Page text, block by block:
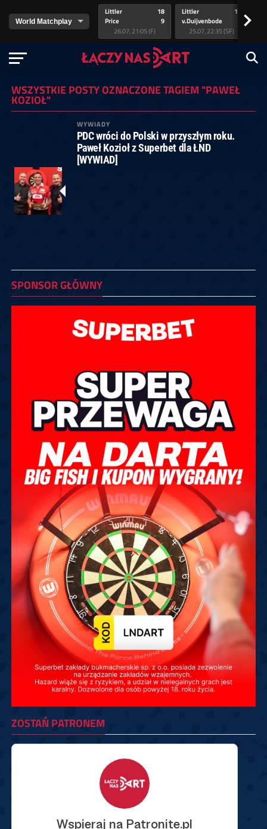
Littler
Price
18
9
26.07, 21:05 (F)
Littler
v.Duijvenbode
17
25.07, 22:35 (SF)
>
WSZYSTKIE POSTY OZNACZONE TAGIEM "PAWEŁ
KOZIOŁ"
WYWIADY
PDC wróci do Polski w przyszłym roku.
Paweł Kozioł z Superbet dla ŁND
[WYWIAD]
SPONSOR GŁÓWNY
ZOSTAŃ PATRONEM